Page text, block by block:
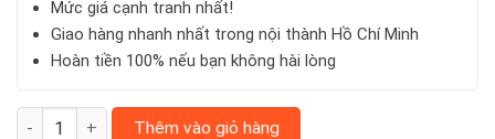
Mức giá cạnh tranh nhất!
Giao hàng nhanh nhất trong nội thành Hồ Chí Minh
Hoàn tiền 100% nếu bạn không hài lòng
Thêm vào giỏ hàng